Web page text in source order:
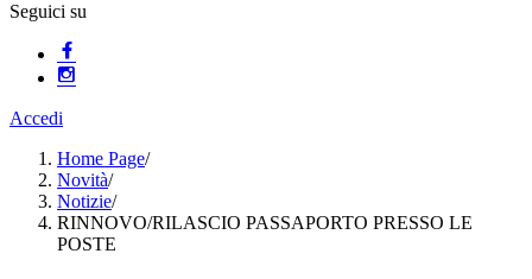
Seguici su
Accedi
Home Page/
Novità/
Notizie/
RINNOVO/RILASCIO PASSAPORTO PRESSO LE
POSTE